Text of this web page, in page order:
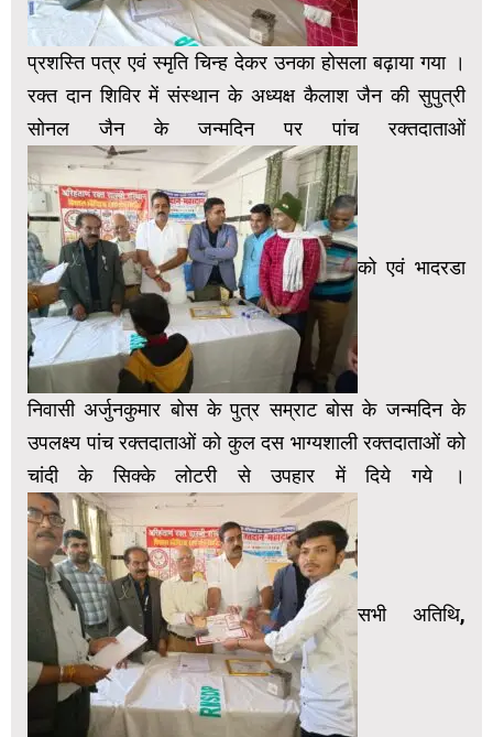
प्रशस्ति पत्र एवं स्मृति चिन्ह देकर उनका होसला बढ़ाया गया ।
रक्त दान शिविर में संस्थान के अध्यक्ष कैलाश जैन की सुपुत्री
सोनल जैन के जन्मदिन पर पांच रक्तदाताओं
को एवं भादरडा
निवासी अर्जुनकुमार बोस के पुत्र सम्राट बोस के जन्मदिन के
उपलक्ष्य पांच रक्तदाताओं को कुल दस भाग्यशाली रक्तदाताओं को
चांदी के सिक्के लोटरी से उपहार में दिये गये ।
सभी अतिथि,